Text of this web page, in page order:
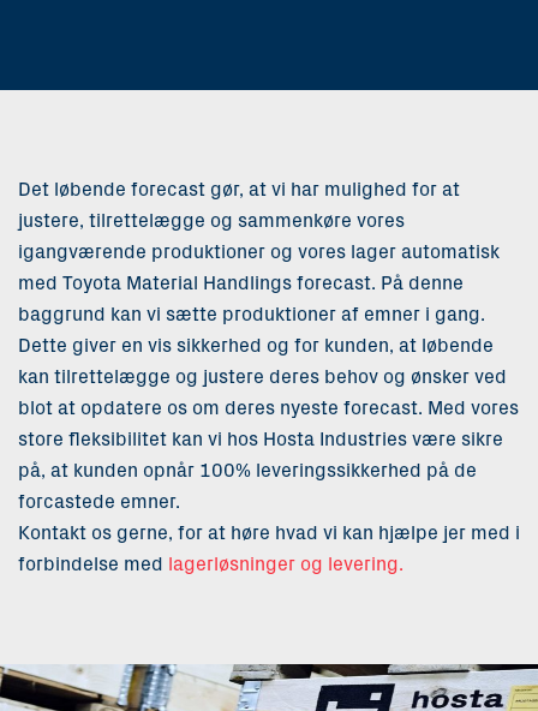
Det løbende forecast gør, at vi har mulighed for at
justere, tilrettelægge og sammenkøre vores
igangværende produktioner og vores lager automatisk
med Toyota Material Handlings forecast. På denne
baggrund kan vi sætte produktioner af emner i gang.
Dette giver en vis sikkerhed og for kunden, at løbende
kan tilrettelægge og justere deres behov og ønsker ved
blot at opdatere os om deres nyeste forecast. Med vores
store fleksibilitet kan vi hos Hosta Industries være sikre
på, at kunden opnår 100% leveringssikkerhed på de
forcastede emner.
Kontakt os gerne, for at høre hvad vi kan hjælpe jer med i
forbindelse med
lagerløsninger og levering.